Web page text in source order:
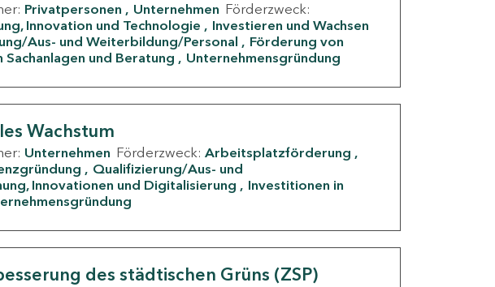
Privatpersonen Unternehmen Förderzweck:
Innovation und Technologie
Investieren und Wachsen
Aus- und Weiterbildung/Personal
Förderung von
Sachanlagen und Beratung Unternehmensgründung
Wachstum
Unternehmen Förderzweck: Arbeitsplatzförderung
Qualifizierung/Aus- und
Innovationen und Digitalisierung
Investitionen in
des städtischen Grüns (ZSP)